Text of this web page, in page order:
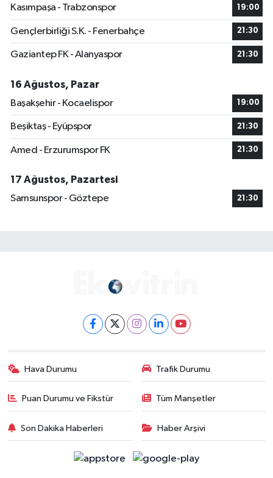
Kasımpaşa - Trabzonspor 19:00
Gençlerbirliği S.K. - Fenerbahçe 21:30
Gaziantep FK - Alanyaspor 21:30
16 Ağustos, Pazar
Başakşehir - Kocaelispor
19:00
Beşiktaş - Eyüpspor 21:30
Amed - Erzurumspor FK 21:30
17 Ağustos, Pazartesi
Samsunspor - Göztepe
21:30
Hava Durumu Trafik Durumu
Puan Durumu ve Fikstür Tüm Manşetler
Son Dakika Haberleri Haber Arşivi